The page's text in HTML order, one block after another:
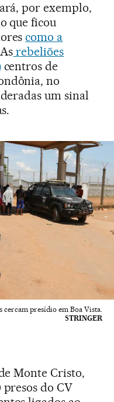
por exemplo,
que ficou
como a
rebeliões
centros de
no
um sinal
cercam presídio em Boa Vista.
STRINGER
Monte Cristo,
presos do CV